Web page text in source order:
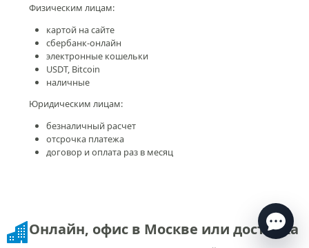
Физическим лицам:
картой на сайте
сбербанк-онлайн
электронные кошельки
USDT, Bitcoin
наличные
Юридическим лицам:
безналичный расчет
отсрочка платежа
договор и оплата раз в месяц
Онлайн, офис в Москве или доставка
Есть вопросы по переводу?
Ответим в течение нескольких минут
время